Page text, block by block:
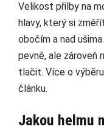
Velikost přilby na
hlavy, který si
obočím a nad
pevně, ale zároveň
tlačit. Více o
článku.
Jakou helmu